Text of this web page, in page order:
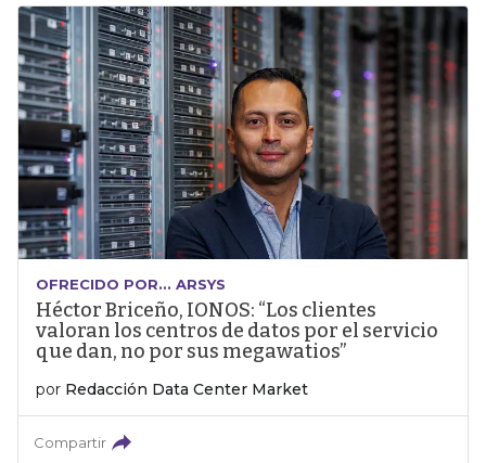
OFRECIDO POR... ARSYS
Héctor Briceño, IONOS: “Los clientes
valoran los centros de datos por el servicio
que dan, no por sus megawatios”
por Redacción Data Center Market
Compartir